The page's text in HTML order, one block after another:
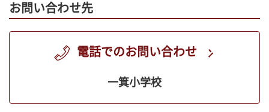
お問い合わせ先
電話でのお問い合わせ
一箕小学校